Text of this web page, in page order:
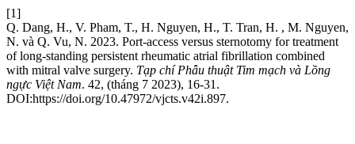
[1]
Q. Dang, H., V. Pham, T., H. Nguyen, H., T. Tran, H. , M. Nguyen,
N. và Q. Vu, N. 2023. Port-access versus sternotomy for treatment
of long-standing persistent rheumatic atrial fibrillation combined
with mitral valve surgery. Tạp chí Phẫu thuật Tim mạch và Lồng
ngực Việt Nam. 42, (tháng 7 2023), 16-31.
DOI:https://doi.org/10.47972/vjcts.v42i.897.